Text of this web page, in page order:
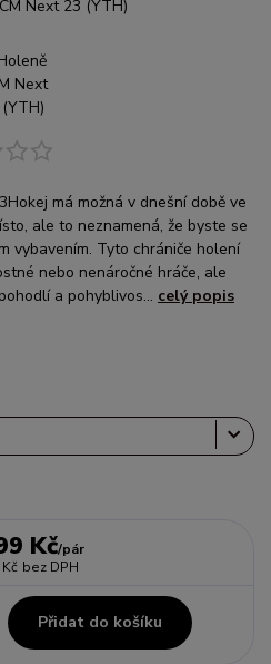
má možná v dnešní době ve
ale to neznamená, že byste se
vybavením. Tyto chrániče holení
nebo nenáročné hráče, ale
a pohyblivos... celý popis
Kč/pár
bez DPH
Přidat do košíku